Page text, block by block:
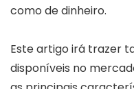
como de dinheiro.
Este artigo irá trazer
disponíveis no